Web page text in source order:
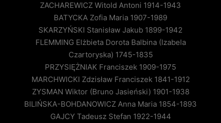
ZACHAREWICZ Witold Antoni 1914-1943
BATYCKA Zofia Maria 1907-1989
SKARZYŃSKI Stanisław Jakub 1899-1942
FLEMMING Elżbieta Dorota Balbina (Izabela
Czartoryska) 1745-1835
PRZYSIĘŻNIAK Franciszek 1909-1975
MARCHWICKI Zdzisław Franciszek 1841-1912
ZYSMAN Wiktor (Bruno Jasieński) 1901-1938
BILIŃSKA-BOHDANOWICZ Anna Maria 1854-1893
GAJCY Tadeusz Stefan 1922-1944